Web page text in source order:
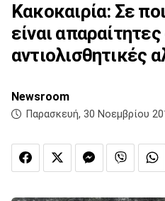
Κακοκαιρία: Σε
είναι απαραίτητες
αντιολισθητικές
Newsroom
Παρασκευή, 30 Νοεμβρίου